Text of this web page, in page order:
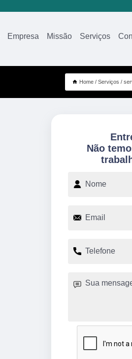
Empresa Missão Serviços
Home Serviços
Não